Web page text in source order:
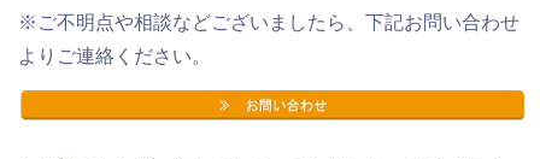
※ご不明点や相談などございましたら、下記お問い合わせ
よりご連絡ください。